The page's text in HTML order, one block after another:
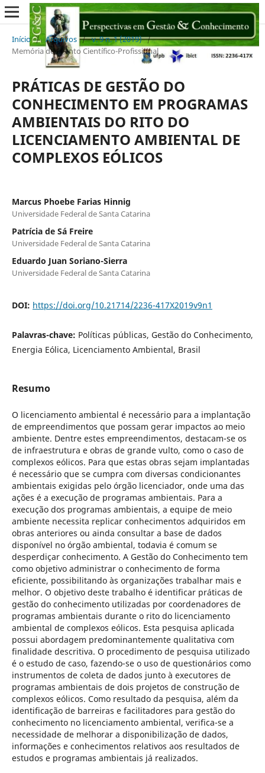
Início / Arquivos / v. 9 n. 1 (2019) /
Memória de Evento Científico-Profissional
PRÁTICAS DE GESTÃO DO
CONHECIMENTO EM PROGRAMAS
AMBIENTAIS DO RITO DO
LICENCIAMENTO AMBIENTAL DE
COMPLEXOS EÓLICOS
Marcus Phoebe Farias Hinnig
Universidade Federal de Santa Catarina
Patrícia de Sá Freire
Universidade Federal de Santa Catarina
Eduardo Juan Soriano-Sierra
Universidade Federal de Santa Catarina
DOI: https://doi.org/10.21714/2236-417X2019v9n1
Palavras-chave: Políticas públicas, Gestão do Conhecimento,
Energia Eólica, Licenciamento Ambiental, Brasil
Resumo
O licenciamento ambiental é necessário para a implantação
de empreendimentos que possam gerar impactos ao meio
ambiente. Dentre estes empreendimentos, destacam-se os
de infraestrutura e obras de grande vulto, como o caso de
complexos eólicos. Para que estas obras sejam implantadas
é necessário que se cumpra com diversas condicionantes
ambientais exigidas pelo órgão licenciador, onde uma das
ações é a execução de programas ambientais. Para a
execução dos programas ambientais, a equipe de meio
ambiente necessita replicar conhecimentos adquiridos em
obras anteriores ou ainda consultar a base de dados
disponível no órgão ambiental, todavia é comum se
desperdiçar conhecimento. A Gestão do Conhecimento tem
como objetivo administrar o conhecimento de forma
eficiente, possibilitando às organizações trabalhar mais e
melhor. O objetivo deste trabalho é identificar práticas de
gestão do conhecimento utilizadas por coordenadores de
programas ambientais durante o rito do licenciamento
ambiental de complexos eólicos. Esta pesquisa aplicada
possui abordagem predominantemente qualitativa com
finalidade descritiva. O procedimento de pesquisa utilizado
é o estudo de caso, fazendo-se o uso de questionários como
instrumentos de coleta de dados junto à executores de
programas ambientais de dois projetos de construção de
complexos eólicos. Como resultado da pesquisa, além da
identificação de barreiras e facilitadores para gestão do
conhecimento no licenciamento ambiental, verifica-se a
necessidade de melhorar a disponibilização de dados,
informações e conhecimentos relativos aos resultados de
estudos e programas ambientais já realizados.